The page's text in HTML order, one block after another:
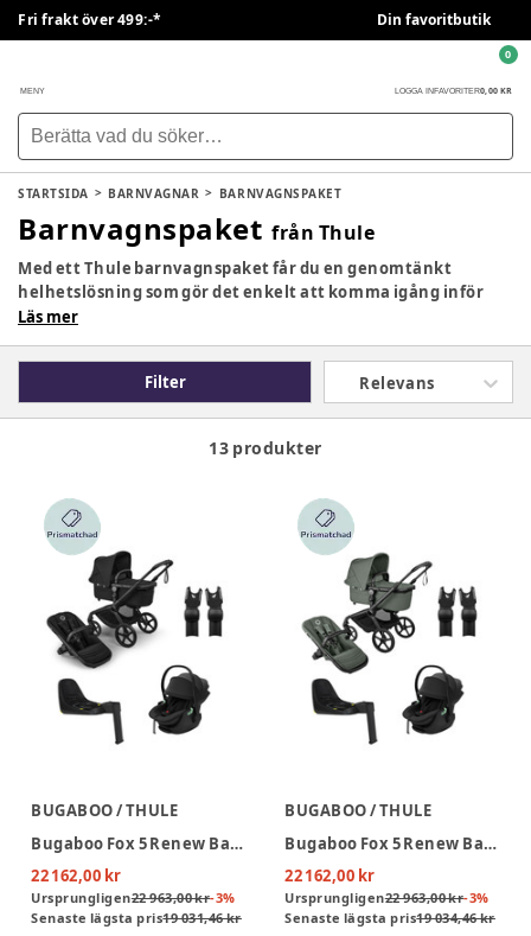
Fri frakt över 499:-* Din favoritbutik
MENY LOGGA IN FAVORITER0,00 KR
0
STARTSIDA BARNVAGNAR BARNVAGNSPAKET
Barnvagnspaket från Thule
Med ett Thule barnvagnspaket får du en genomtänkt
helhetslösning som gör det enkelt att komma igång inför
familjens nya vardag. Paketen innehåller noggrant utvalda
ger dig allt du behöver för promenader, utflykter och
vardagslivet med barn. Hos BabySam hittar du Thule
barnvagnspaket som kombinerar hög komfort, smart
populärt val bland aktiva familjer.
Läs mer
Filter Relevans
13 produkter
BUGABOO / THULE
Bugaboo Fox 5 Renew Barnvagn + Thule Maple Babyskydd & Bas - Heritage Black/Black
22 162,00 kr
Ursprungligen22 963,00 kr-3%
Senaste lägsta pris19 031,46 kr
BUGABOO / THULE
Bugaboo Fox 5 Renew Barnvagn + Thule Maple Babyskydd & Bas - Forest Green/Black
22 162,00 kr
Ursprungligen22 963,00 kr-3%
Senaste lägsta pris19 034,46 kr